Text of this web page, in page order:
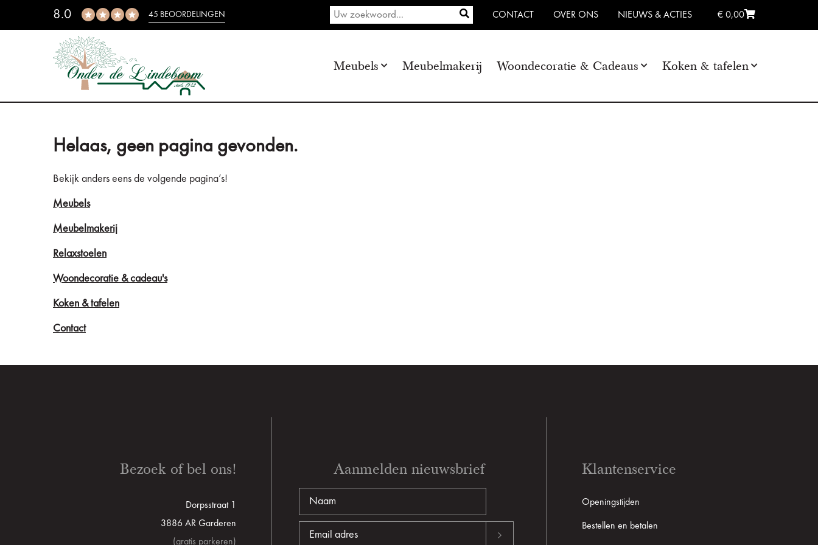
8.0 45 BEOORDELINGEN CONTACT OVER ONS NIEUWS & ACTIES € 0,00
Meubels Meubelmakerij Woondecoratie & Cadeaus Koken & tafelen
Helaas, geen pagina gevonden.
Bekijk anders eens de volgende pagina’s!
Meubels
Meubelmakerij
Relaxstoelen
Woondecoratie & cadeau's
Koken & tafelen
Contact
Aanmelden nieuwsbrief
Bezoek of bel ons!
Dorpsstraat 1
3886 AR Garderen
(gratis parkeren)
Klantenservice
Openingstijden
Bestellen en betalen